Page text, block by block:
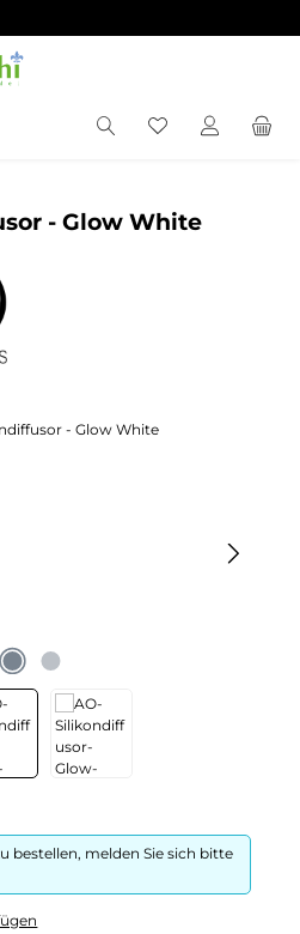
Du hast 0
- Glow White
bestellen, melden Sie sich bitte